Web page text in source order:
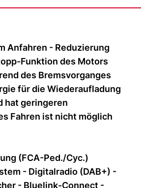
Anfahren - Reduzierung
Funktion des Motors
des Bremsvorganges
für die Wiederaufladung
hat geringeren
Fahren ist nicht möglich
(FCA-Ped./Cyc.)
- Digitalradio (DAB+) -
- Bluelink-Connect -